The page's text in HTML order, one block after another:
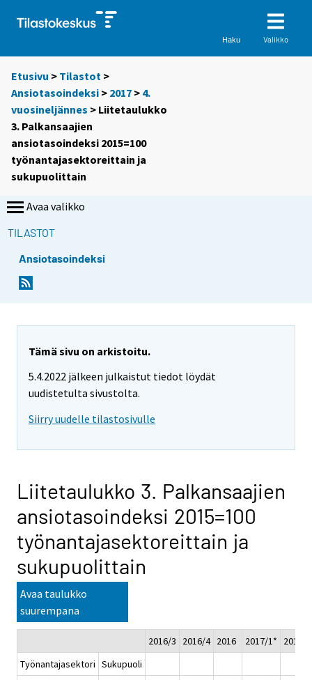
Haku Valikko
Etusivu > Tilastot >
Ansiotasoindeksi > 2017 > 4.
vuosineljännes > Liitetaulukko
3. Palkansaajien
ansiotasoindeksi 2015=100
työnantajasektoreittain ja
sukupuolittain
Avaa valikko
TILASTOT
Ansiotasoindeksi
Tämä sivu on arkistoitu.
5.4.2022 jälkeen julkaistut tiedot löydät
uudistetulta sivustolta.
Siirry uudelle tilastosivulle
Liitetaulukko 3. Palkansaajien
ansiotasoindeksi 2015=100
työnantajasektoreittain ja
sukupuolittain
Avaa taulukko
suurempana
2016/3 2016/4 2016 2017/1*
2017/
Työnantajasektori Sukupuoli